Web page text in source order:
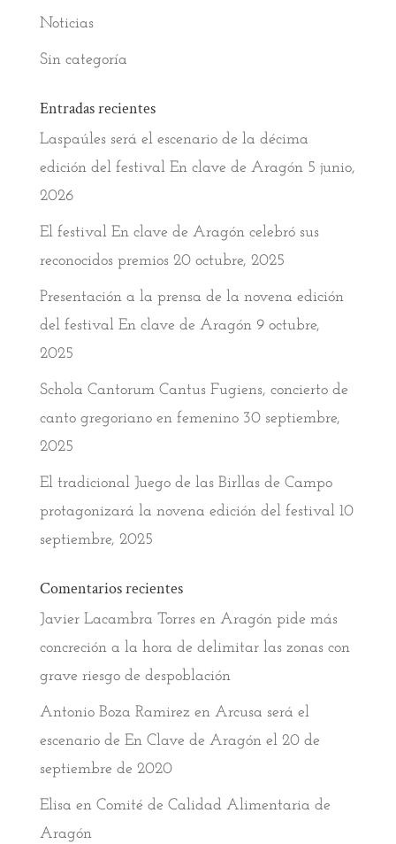
Noticias
Sin categoría
Entradas recientes
Laspaúles será el escenario de la décima
edición del festival En clave de Aragón 5 junio,
2026
El festival En clave de Aragón celebró sus
reconocidos premios 20 octubre, 2025
Presentación a la prensa de la novena edición
del festival En clave de Aragón 9 octubre,
2025
Schola Cantorum Cantus Fugiens, concierto de
canto gregoriano en femenino 30 septiembre,
2025
El tradicional Juego de las Birllas de Campo
protagonizará la novena edición del festival 10
septiembre, 2025
Comentarios recientes
Javier Lacambra Torresen Aragón pide más
concreción a la hora de delimitar las zonas con
grave riesgo de despoblación
Antonio Boza Ramirez en Arcusa será el
escenario de En Clave de Aragón el 20 de
septiembre de 2020
Elisa en Comité de Calidad Alimentaria de
Aragón